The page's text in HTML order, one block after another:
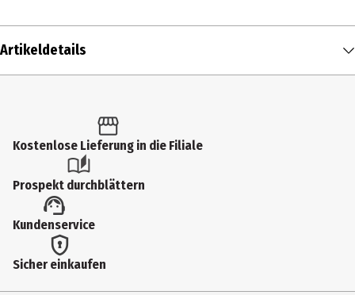
Artikeldetails
Produkttyp
Zutaten
Warnhinweis
Kostenlose Lieferung in die Filiale
Prospekt durchblättern
Kundenservice
Sicher einkaufen